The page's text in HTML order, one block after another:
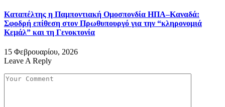
Καταπέλτης η Παμποντιακή Ομοσπονδία ΗΠΑ–Καναδά:
Σφοδρή επίθεση στον Πρωθυπουργό για την “κληρονομιά
Κεμάλ” και τη Γενοκτονία
15 Φεβρουαρίου, 2026
Leave A Reply